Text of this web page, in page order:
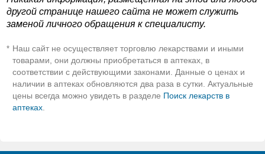
другой странице нашего сайта не может служить
заменой личного обращения к специалисту.
* Наш сайт не осуществляет торговлю лекарствами и иными
товарами, они должны приобретаться в аптеках, в
соответствии с действующими законами. Данные о ценах и
наличии в аптеках обновляются два раза в сутки. Актуальные
цены всегда можно увидеть в разделе Поиск лекарств в
аптеках.